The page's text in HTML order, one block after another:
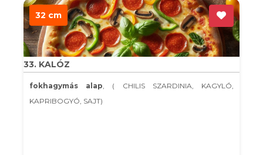
32 cm
33. KALÓZ
fokhagymás alap, ( CHILIS SZARDINIA, KAGYLÓ,
KAPRIBOGYÓ, SAJT)